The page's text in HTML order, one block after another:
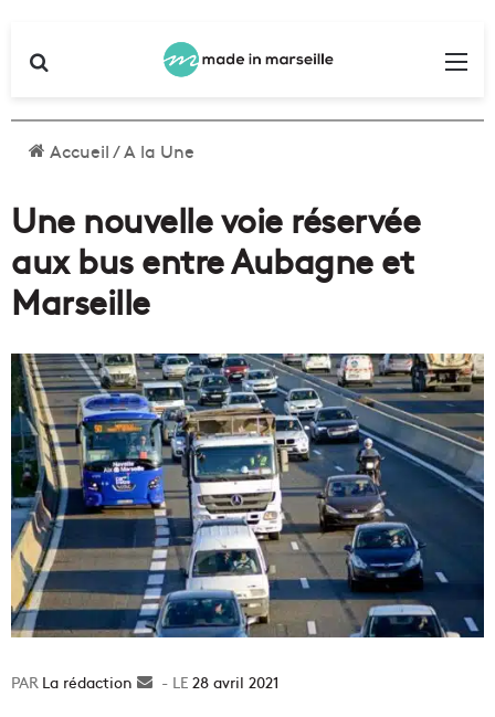
Accueil/A la Une
Une nouvelle voie réservée
aux bus entre Aubagne et
Marseille
La rédaction
Envoyer28 avril 2021